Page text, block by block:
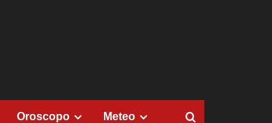
Oroscopo Meteo